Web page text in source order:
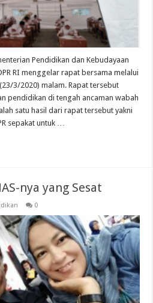
Pendidikan dan Kebudayaan
RI menggelar rapat bersama melalui
3/2020) malam. Rapat tersebut
pendidikan di tengah ancaman wabah
satu hasil dari rapat tersebut yakni
sepakat untuk …
nya yang Sesat
0